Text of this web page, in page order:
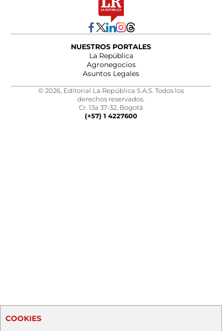
NUESTROS PORTALES
La República
Agronegocios
Asuntos Legales
© 2026, Editorial La República S.A.S. Todos los
derechos reservados.
Cr. 13a 37-32, Bogotá
(+57) 1 4227600
COOKIES